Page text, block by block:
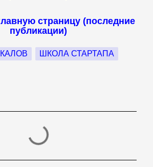
страницу (последние
публикации)
ШКОЛА СТАРТАПА